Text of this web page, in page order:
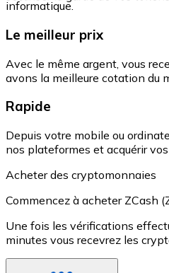
informatique.
Le meilleur prix
Avec le même argent, vous
avons la meilleure cotation du
Rapide
Depuis votre mobile ou
nos plateformes et acquérir
Acheter des cryptomonnaies
Commencez à acheter ZCash
Une fois les vérifications
minutes vous recevrez les